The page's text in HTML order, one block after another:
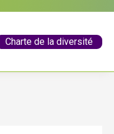
Charte de la diversité